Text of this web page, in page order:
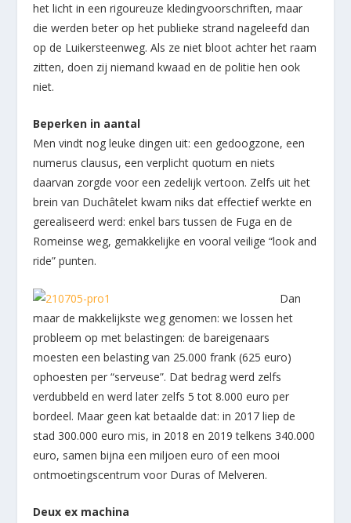
het licht in een rigoureuze kledingvoorschriften, maar
die werden beter op het publieke strand nageleefd dan
op de Luikersteenweg. Als ze niet bloot achter het raam
zitten, doen zij niemand kwaad en de politie hen ook
niet.
Beperken in aantal
Men vindt nog leuke dingen uit: een gedoogzone, een
numerus clausus, een verplicht quotum en niets
daarvan zorgde voor een zedelijk vertoon. Zelfs uit het
brein van Duchâtelet kwam niks dat effectief werkte en
gerealiseerd werd: enkel bars tussen de Fuga en de
Romeinse weg, gemakkelijke en vooral veilige “look and
ride” punten.
Dan
maar de makkelijkste weg genomen: we lossen het
probleem op met belastingen: de bareigenaars
moesten een belasting van 25.000 frank (625 euro)
ophoesten per “serveuse”. Dat bedrag werd zelfs
verdubbeld en werd later zelfs 5 tot 8.000 euro per
bordeel. Maar geen kat betaalde dat: in 2017 liep de
stad 300.000 euro mis, in 2018 en 2019 telkens 340.000
euro, samen bijna een miljoen euro of een mooi
ontmoetingscentrum voor Duras of Melveren.
Deux ex machina